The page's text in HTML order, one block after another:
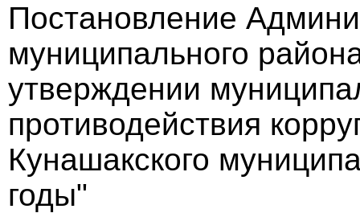
Постановление
муниципального
утверждении
противодействия
Кунашакского
годы"